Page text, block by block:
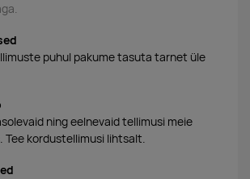
puhul pakume tasuta tarnet üle
ning eelnevaid tellimusi meie
Tee kordustellimusi lihtsalt.